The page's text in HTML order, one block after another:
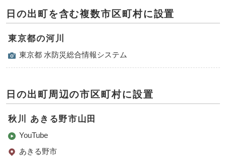
日の出町を含む複数市区町村に設置
東京都の河川
東京都 水防災総合情報システム
日の出町周辺の市区町村に設置
秋川 あきる野市山田
YouTube
あきる野市